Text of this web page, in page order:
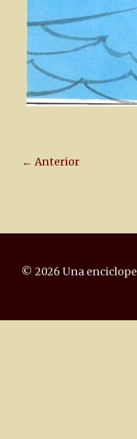
← Anterior
© 2026 Una